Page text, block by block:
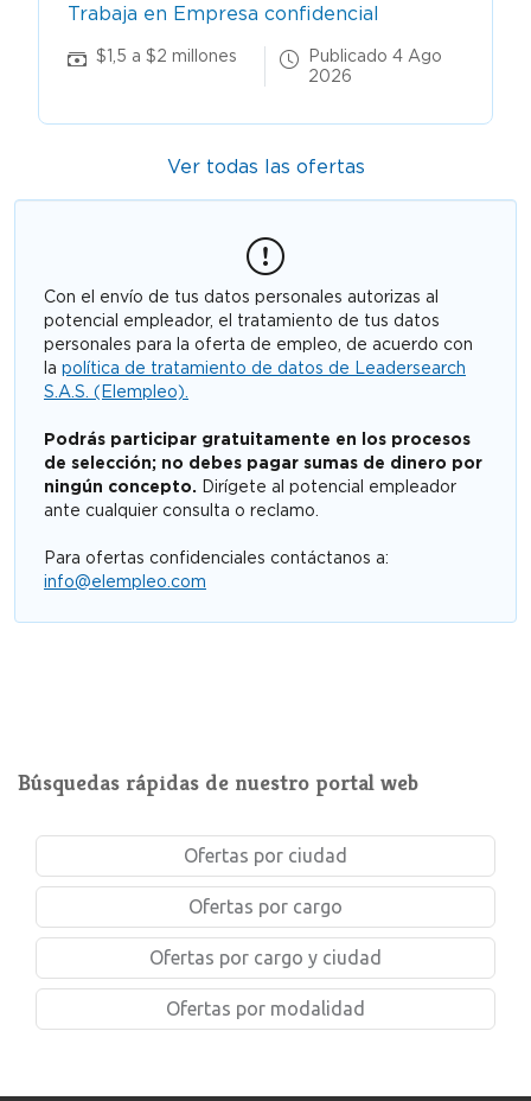
Trabaja en Empresa confidencial
$1,5 a $2 millones
Publicado 4 Ago
2026
Ver todas las ofertas
Con el envío de tus datos personales autorizas al
potencial empleador, el tratamiento de tus datos
personales para la oferta de empleo, de acuerdo con
la política de tratamiento de datos de Leadersearch
S.A.S. (Elempleo).
Podrás participar gratuitamente en los procesos
de selección; no debes pagar sumas de dinero por
ningún concepto. Dirígete al potencial empleador
ante cualquier consulta o reclamo.
Para ofertas confidenciales contáctanos a:
info@elempleo.com
Búsquedas rápidas de nuestro portal web
Ofertas por ciudad
Ofertas por cargo
Ofertas por cargo y ciudad
Ofertas por modalidad